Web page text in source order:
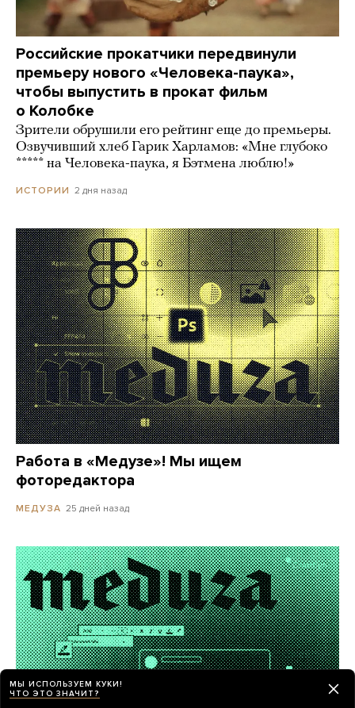
Российские прокатчики передвинули
премьеру нового «Человека-паука»,
чтобы выпустить в прокат фильм
о Колобке
Зрители обрушили его рейтинг еще до премьеры.
Озвучивший хлеб Гарик Харламов: «Мне глубоко
***** на Человека-паука, я Бэтмена люблю!»
ИСТОРИИ 2 дня назад
Работа в «Медузе»! Мы ищем
фоторедактора
МЕДУЗА 25 дней назад
МЫ ИСПОЛЬЗУЕМ КУКИ!
ЧТО ЭТО ЗНАЧИТ?